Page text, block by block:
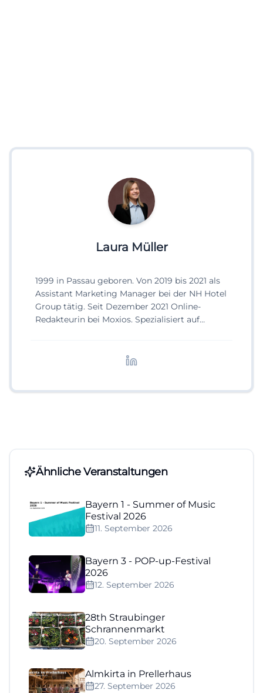
Laura Müller
1999 in Passau geboren. Von 2019 bis 2021 als
Assistant Marketing Manager bei der NH Hotel
Group tätig. Seit Dezember 2021 Online-
Redakteurin bei Moxios. Spezialisiert auf
Ähnliche Veranstaltungen
Bayern 1 - Summer of Music
Festival 2026
11. September 2026
Bayern 3 - POP-up-Festival
2026
12. September 2026
28th Straubinger
Schrannenmarkt
20. September 2026
Almkirta in Prellerhaus
27. September 2026